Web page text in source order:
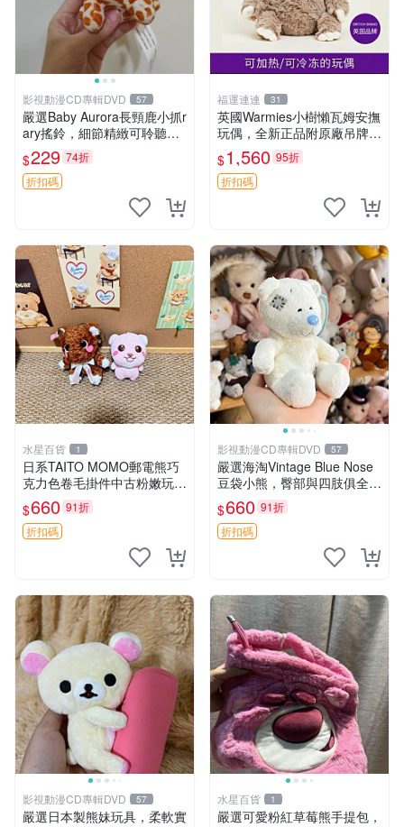
影視動漫CD專輯DVD 57
嚴選Baby Aurora長頸鹿小抓r
ary搖鈴，細節精緻可聆聽清
脆鈴音 軟萌可愛 定制紀念 金
屬搖鈴 新手媽咪推薦 長頸鹿
抓rary 搖鈴
$229 74折
折扣碼
福運連連 31
英國Warmies小樹懶瓦姆安撫
玩偶，全新正品附原廠吊牌與
防塵袋，內藏薰衣草可加熱，
適合各個年齡層，冷暖兩用享
受抱抱樂趣，不容錯過嚴選好
$1,560 95折
折扣碼
水星百貨 1
日系TAITO MOMO郵電熊巧
克力色卷毛掛件中古粉嫩玩偶
微瑕推薦 postpet momo 郵
電熊 中古玩偶
$660 91折
折扣碼
影視動漫CD專輯DVD 57
嚴選海淘Vintage Blue Nose
豆袋小熊，臀部與四肢俱全，
坐高11公分，附原盒與吊牌
收藏。藍鼻子小熊，值得擁有
玩具 憶熊
$660 91折
折扣碼
影視動漫CD專輯DVD 57
嚴選日本製熊妹玩具，柔軟實
水星百貨 1
嚴選可愛粉紅草莓熊手提包，